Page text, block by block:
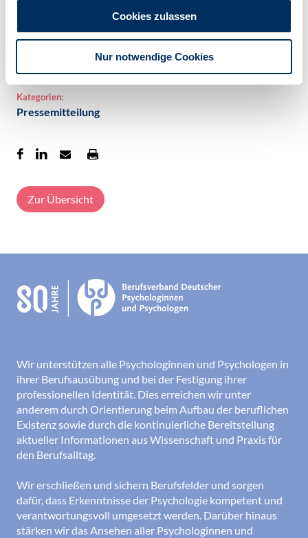
Cookies zulassen
Nur notwendige Cookies
Weiterlesen im BDP-Mitgliederbereich
16.10.2019
Kategorien:
Pressemitteilung
Zur Übersicht
Wir unterstützen alle Psychologinnen und Psychologen in
ihrer Berufsausübung und bei der Festigung ihrer
professionellen Identität. Dies erreichen wir unter
anderem durch Orientierung beim Aufbau der beruflichen
Existenz sowie durch die kontinuierliche Bereitstellung
aktueller Informationen aus Wissenschaft und Praxis für
den Berufsalltag.
Wir erschließen und sichern Berufsfelder und sorgen
dafür, dass Erkenntnisse der Psychologie kompetent und
verantwortungsvoll umgesetzt werden. Darüber hinaus
stärken wir das Ansehen aller Psychologinnen und